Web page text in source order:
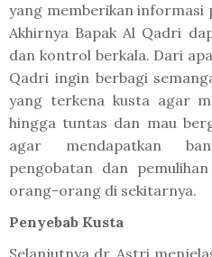
yang memberikan informasi
Akhirnya Bapak Al Qadri
dan kontrol berkala. Dari
Qadri ingin berbagi
yang terkena kusta agar
hingga tuntas dan mau
agar mendapatkan
pengobatan dan
orang-orang di sekitarnya.
Penyebab Kusta
Selanjutnya dr. Astri